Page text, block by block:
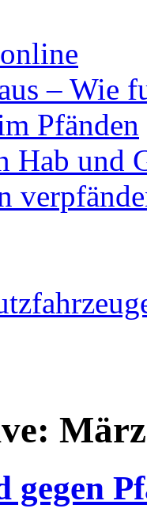
– Wie
Pfänden
Hab und
gegen